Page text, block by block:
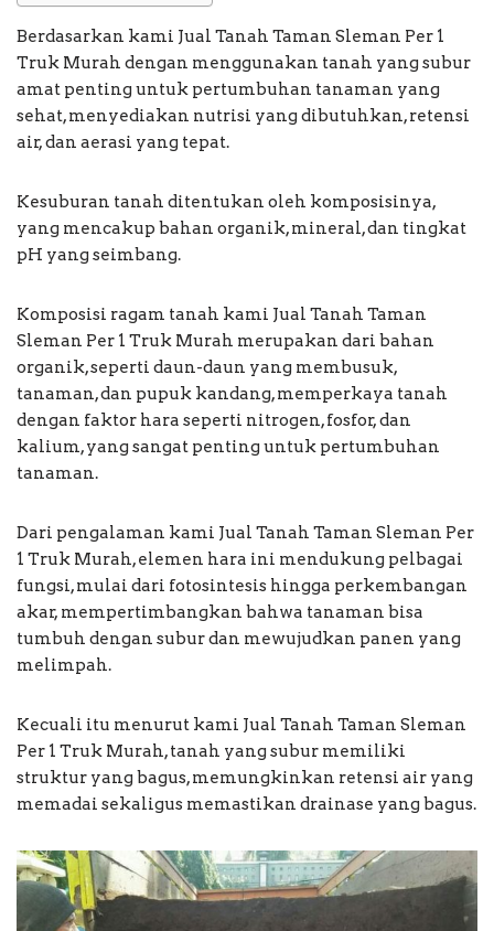
Berdasarkan kami Jual Tanah Taman Sleman Per 1
Truk Murah dengan menggunakan tanah yang subur
amat penting untuk pertumbuhan tanaman yang
sehat, menyediakan nutrisi yang dibutuhkan, retensi
air, dan aerasi yang tepat.
Kesuburan tanah ditentukan oleh komposisinya,
yang mencakup bahan organik, mineral, dan tingkat
pH yang seimbang.
Komposisi ragam tanah kami Jual Tanah Taman
Sleman Per 1 Truk Murah merupakan dari bahan
organik, seperti daun-daun yang membusuk,
tanaman, dan pupuk kandang, memperkaya tanah
dengan faktor hara seperti nitrogen, fosfor, dan
kalium, yang sangat penting untuk pertumbuhan
tanaman.
Dari pengalaman kami Jual Tanah Taman Sleman Per
1 Truk Murah, elemen hara ini mendukung pelbagai
fungsi, mulai dari fotosintesis hingga perkembangan
akar, mempertimbangkan bahwa tanaman bisa
tumbuh dengan subur dan mewujudkan panen yang
melimpah.
Kecuali itu menurut kami Jual Tanah Taman Sleman
Per 1 Truk Murah, tanah yang subur memiliki
struktur yang bagus, memungkinkan retensi air yang
memadai sekaligus memastikan drainase yang bagus.